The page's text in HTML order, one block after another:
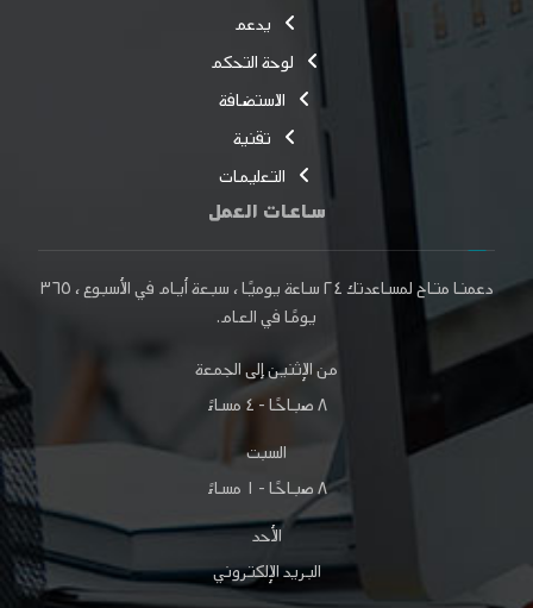
يدعم
لوحة التحكم
الاستضافة
تقنية
التعليمات
ساعات العمل
دعمنا متاح لمساعدتك ٢٤ ساعة يوميًا ، سبعة أيام في الأسبوع ،٣٦٥
يومًافي العام.
من الإثنين إلى الجمعة
٨ صباحًا - ٤ مساءً
السبت
٨ صباحًا - ١ مساءً
الأحد
البريد الإلكتروني